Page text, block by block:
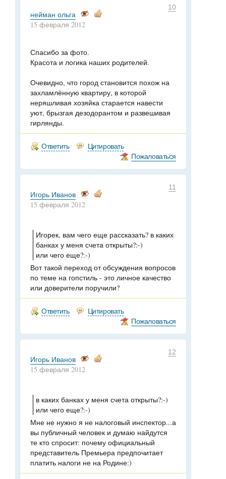
10
нейман ольга
15 февраля 2012
Спасибо за фото.
Красота и логика наших родителей.
Очевидно, что город становится похож на
захламлённую квартиру, в которой
неряшливая хозяйка старается навести
уют, брызгая дезодорантом и развешивая
гирлянды.
Ответить
Цитировать
Пожаловаться
11
Игорь Иванов
15 февраля 2012
Игорек, вам чего еще рассказать? в каких
банках у меня счета открыты?:-)
или чего еще?:-)
Вот такой переход от обсуждения вопросов
по теме на гопстиль - это личное качество
или доверители поручили?
Ответить
Цитировать
Пожаловаться
12
Игорь Иванов
15 февраля 2012
в каких банках у меня счета открыты?:-)
или чего еще?:-)
Мне не нужно я не налоговый инспектор...а
вы публичный человек и думаю найдутся
те кто спросит: почему официальный
представитель Премьера предпочитает
платить налоги не на Родине:)